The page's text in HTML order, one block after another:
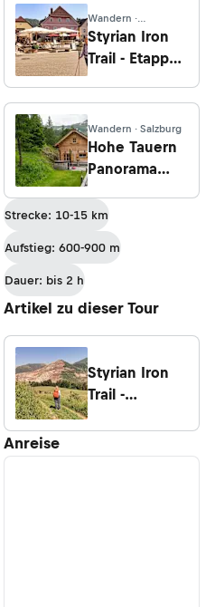
Heinrichalm
Wandern ·
Steiermark
Styrian Iron
Trail - Etappe
Mautern nach
Wald am
Schoberpass
Wandern · Salzburg
Hohe Tauern
Panorama
15: Von Rauris
nach Kolm-
Saigurn
Strecke: 10-15 km
Aufstieg: 600-900 m
Dauer: bis 2 h
Artikel zu dieser Tour
Styrian Iron
Trail -
Erlebnisregion
Anreise